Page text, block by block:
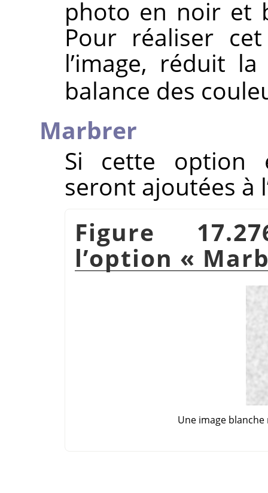
photo en noir et
Pour réaliser
l’image, réduit
balance des
Marbrer
Si cette option
seront ajoutées à
Figure
l’option «
Une image blanche